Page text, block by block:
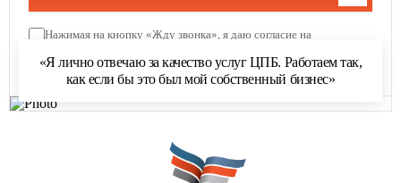
Нажимая на кнопку «Жду звонка», я даю согласие на
политикой обработки персональных данных
«Я лично отвечаю за качество услуг ЦПБ. Работаем так,
как если бы это был мой собственный бизнес»